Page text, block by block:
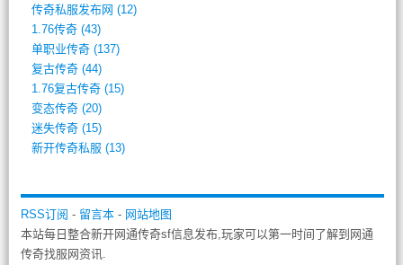
传奇私服发布网 (12)
1.76传奇(43)
单职业传奇(137)
复古传奇(44)
1.76复古传奇(15)
变态传奇(20)
迷失传奇(15)
新开传奇私服 (13)
RSS订阅 - 留言本- 网站地图
本站每日整合新开网通传奇sf信息发布,玩家可以第一时间了解到网通
传奇找服网资讯.